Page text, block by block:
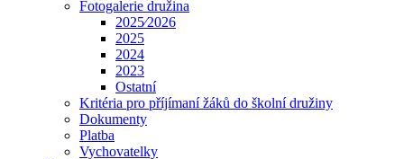
Fotogalerie družina
2025⁄2026
2025
2024
2023
Ostatní
Kritéria pro příjímaní žáků do školní družiny
Dokumenty
Platba
Vychovatelky